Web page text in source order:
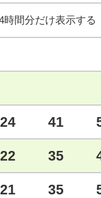
時間分だけ表示する
24 41
22 35
21 35